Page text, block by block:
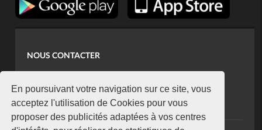
En poursuivant votre navigation sur ce site, vous
acceptez l'utilisation de Cookies pour vous
proposer des publicités adaptées à vos centres
NOUS CONTACTER
koaci@yahoo.fr
+225 07 08 85 52 93